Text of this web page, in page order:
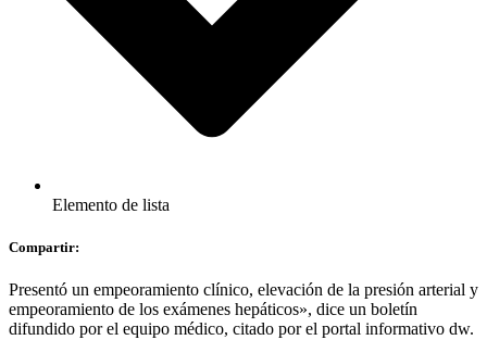
Elemento de lista
Compartir:
Presentó un empeoramiento clínico, elevación de la presión arterial y
empeoramiento de los exámenes hepáticos», dice un boletín
difundido por el equipo médico, citado por el portal informativo dw.